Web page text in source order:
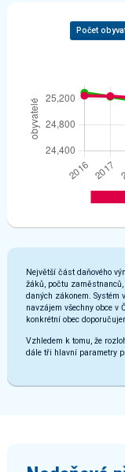
Největší část daňového
žáků, počtu
daných zákonem. Systém
navzájem všechny obce v
konkrétní obec
Vzhledem k tomu, že
dále tři hlavní parametry
Počet